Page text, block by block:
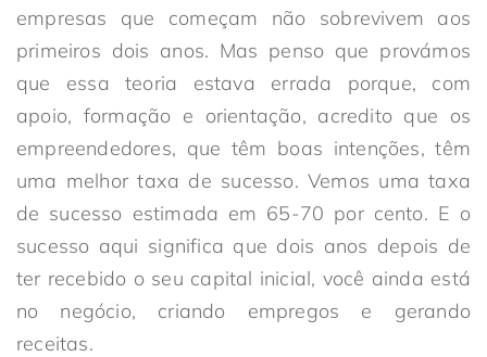
empresas que começam não sobrevivem aos
primeiros dois anos. Mas penso que provámos
que essa teoria estava errada porque, com
apoio, formação e orientação, acredito que os
empreendedores, que têm boas intenções, têm
uma melhor taxa de sucesso. Vemos uma taxa
de sucesso estimada em 65-70 por cento. E o
sucesso aqui significa que dois anos depois de
ter recebido o seu capital inicial, você ainda está
no negócio, criando empregos e gerando
receitas.